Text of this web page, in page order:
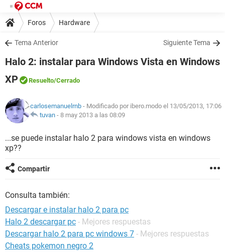
Foros Hardware
Tema Anterior Siguiente Tema
Halo 2: instalar para Windows Vista en Windows
XP
Resuelto/Cerrado
carlosemanuelrnb - Modificado por ibero.modo el 13/05/2013, 17:06
tuvan - 8 may 2013 a las 08:09
...se puede instalar halo 2 para windows vista en windows
xp??
Compartir
Consulta también:
Descargar e instalar halo 2 para pc
Halo 2 descargar pc - Mejores respuestas
Descargar halo 2 para pc windows 7 - Mejores respuestas
Cheats pokemon negro 2